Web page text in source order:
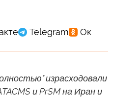
израсходовали
и PrSM на Иран и